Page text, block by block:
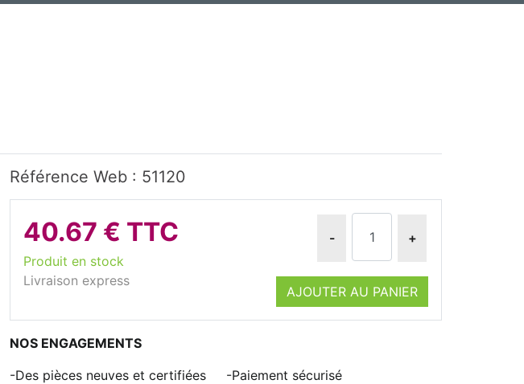
Référence Web : 51120
40.67 € TTC
Produit en stock
Livraison express
- +
AJOUTER AU PANIER
NOS ENGAGEMENTS
Des pièces neuves et certifiées
Paiement sécurisé